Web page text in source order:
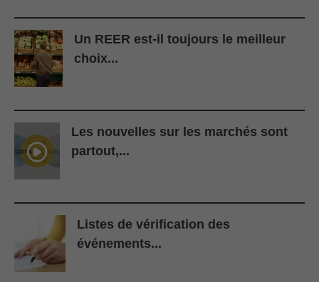
Un REER est-il toujours le meilleur
choix...
Les nouvelles sur les marchés sont
partout,...
Listes de vérification des
événements...